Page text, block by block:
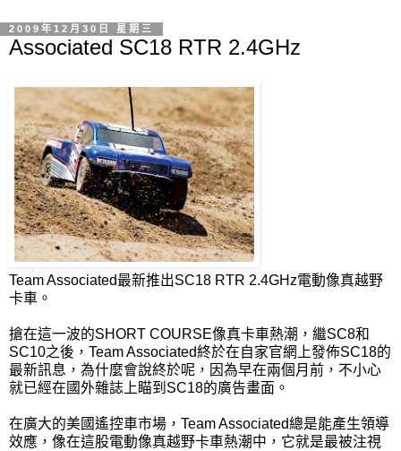
2009年12月30日 星期三
Associated SC18 RTR 2.4GHz
Team Associated最新推出SC18 RTR 2.4GHz電動像真越野
卡車。
搶在這一波的SHORT COURSE像真卡車熱潮，繼SC8和
SC10之後，Team Associated終於在自家官網上發佈SC18的
最新訊息，為什麼會說終於呢，因為早在兩個月前，不小心
就已經在國外雜誌上瞄到SC18的廣告畫面。
在廣大的美國遙控車市場，Team Associated總是能產生領導
效應，像在這股電動像真越野卡車熱潮中，它就是最被注視